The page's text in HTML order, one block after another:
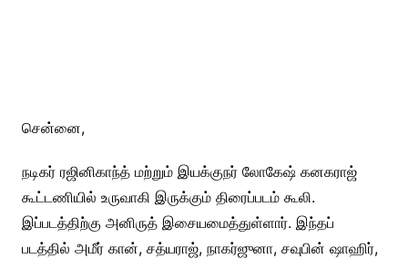
சென்னை,
நடிகர் ரஜினிகாந்த் மற்றும் இயக்குநர் லோகேஷ் கனகராஜ்
கூட்டணியில் உருவாகி இருக்கும் திரைப்படம் கூலி.
இப்படத்திற்கு அனிருத் இசையமைத்துள்ளார். இந்தப்
படத்தில் அமீர் கான், சத்யராஜ், நாகர்ஜுனா, சவுபின் ஷாஹிர்,